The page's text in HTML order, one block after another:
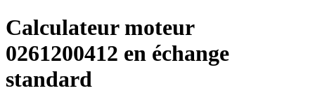
Calculateur moteur
0261200412 en échange
standard